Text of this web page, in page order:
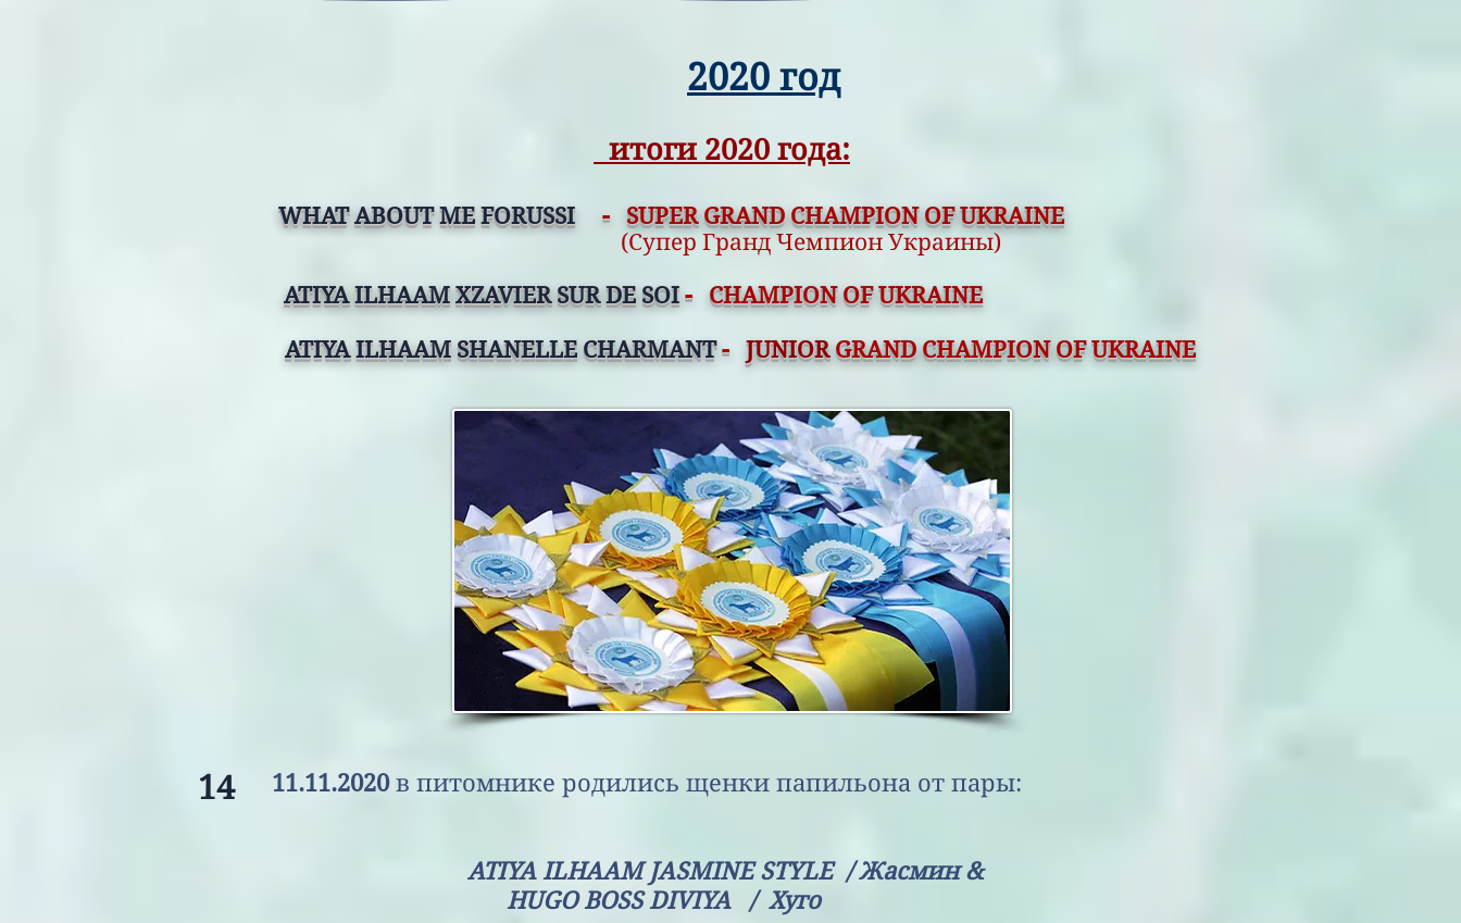
2020 год
итоги 2020 года:
WHAT ABOUT ME FORUSSI - SUPER GRAND CHAMPION OF UKRAINE
(Cупер Гранд Чемпион Украины)
ATIYA ILHAAMXZAVIER SUR DE SOI - CHAMPION OF UKRAINE
ATIYA ILHAAMSHANELLE CHARMANT - JUNIORGRAND CHAMPION OF UKRAINE
11.11.2020в питомнике родились щенки папильона от пары:
ATIYA ILHAAMJASMINE STYLE/ Жасмин &
HUGO BOSS DIVIYA
/ Хуго
14